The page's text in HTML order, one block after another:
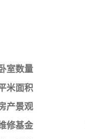
卧室数量
米面积
产景观
修基金